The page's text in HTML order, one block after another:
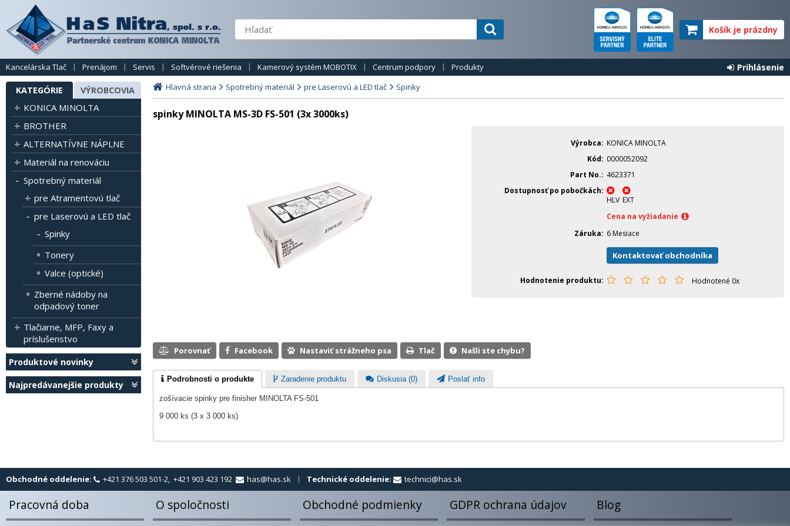
Košík je prázdny
Kancelárska Tlač Prenájom Servis Softvérové riešenia Kamerový systém MOBOTIX Centrum podpory Produkty Prihlásenie
KATEGÓRIE VÝROBCOVIA
KONICA MINOLTA
BROTHER
ALTERNATÍVNE NÁPLNE
Materiál na renováciu
Spotrebný materiál
pre Atramentovú tlač
pre Laserovú a LED tlač
Spinky
Tonery
Valce (optické)
Zberné nádoby na
odpadový toner
Tlačiarne, MFP, Faxy a
príslušenstvo
Produktové novinky
Najpredávanejšie produkty
Hlavná strana Spotrebný materiál pre Laserovú a LED tlač Spinky
spinky MINOLTA MS-3D FS-501 (3x 3000ks)
Výrobca
KONICA MINOLTA
Kód
0000052092
Part No.
4623371
Dostupnosť po pobočkách
HLV EXT
Cena na vyžiadanie
Záruka
6 Mesiace
Kontaktovať obchodníka
Hodnotenie produktu Hodnotené 0x
Porovnať Facebook Nastaviť strážneho psa Tlač Našli ste chybu?
Podrobnosti o produkte Zaradenie produktu Diskusia (0) Poslať info
zošívacie spinky pre finisher MINOLTA FS-501
9 000 ks (3 x 3 000 ks)
Obchodné oddelenie: +421 376 503 501-2, +421 903 423 192 has@has.sk Technické oddelenie: technici@has.sk
Pracovná doba O spoločnosti Obchodné podmienky GDPR ochrana údajov Blog